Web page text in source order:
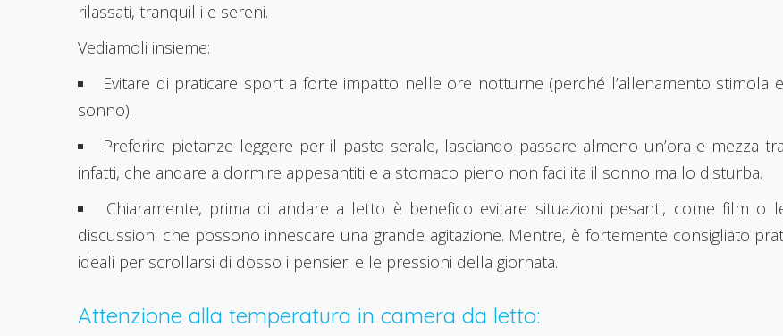
rilassati, tranquilli e sereni.
Vediamoli insieme:
Evitare di praticare sport a forte impatto nelle ore notturne (perché l’allenamento
sonno).
Preferire pietanze leggere per il pasto serale, lasciando passare almeno un’ora e mezza
infatti, che andare a dormire appesantiti e a stomaco pieno non facilita il sonno ma lo disturba.
Chiaramente, prima di andare a letto è benefico evitare situazioni pesanti, come film o
discussioni che possono innescare una grande agitazione. Mentre, è fortemente consigliato
ideali per scrollarsi di dosso i pensieri e le pressioni della giornata.
Attenzione alla temperatura in camera da letto: